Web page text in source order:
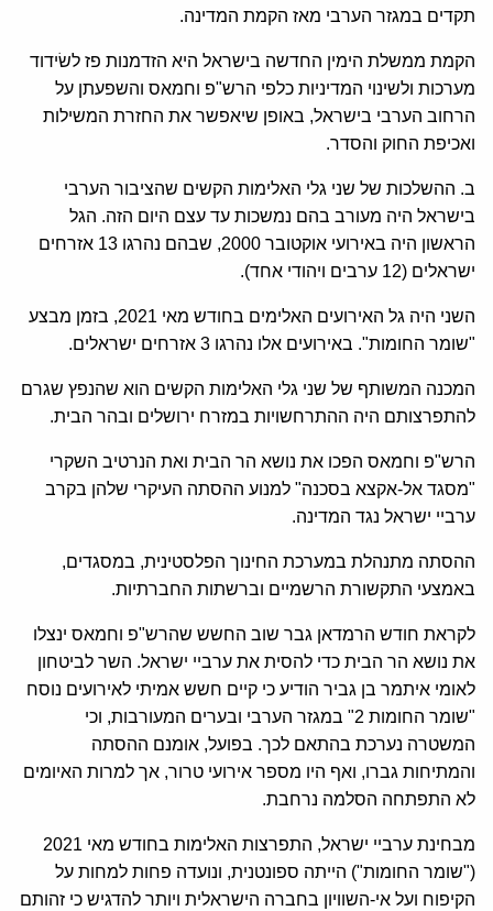
תקדים במגזר הערבי מאז הקמת המדינה.
הקמת ממשלת הימין החדשה בישראל היא הזדמנות פז לשׂידוד
מערכות ולשינוי המדיניות כלפי הרש"פ וחמאס והשפעתן על
הרחוב הערבי בישראל, באופן שיאפשר את החזרת המשילות
ואכיפת החוק והסדר.
ב. ההשלכות של שני גלי האלימות הקשים שהציבור הערבי
בישראל היה מעורב בהם נמשכות עד עצם היום הזה. הגל
הראשון היה באירועי אוקטובר 2000, שבהם נהרגו 13 אזרחים
ישראלים (12 ערבים ויהודי אחד).
השני היה גל האירועים האלימים בחודש מאי 2021, בזמן מבצע
"שומר החומות". באירועים אלו נהרגו 3 אזרחים ישראלים.
המכנה המשותף של שני גלי האלימות הקשים הוא שהנפץ שגרם
להתפרצותם היה ההתרחשויות במזרח ירושלים ובהר הבית.
הרש"פ וחמאס הפכו את נושא הר הבית ואת הנרטיב השקרי
"מסגד אל-אקצא בסכנה" למנוע ההסתה העיקרי שלהן בקרב
ערביי ישראל נגד המדינה.
ההסתה מתנהלת במערכת החינוך הפלסטינית, במסגדים,
באמצעי התקשורת הרשמיים וברשתות החברתיות.
לקראת חודש הרמדאן גבר שוב החשש שהרש"פ וחמאס ינצלו
את נושא הר הבית כדי להסית את ערביי ישראל. השר לביטחון
לאומי איתמר בן גביר הודיע כי קיים חשש אמיתי לאירועים נוסח
"שומר החומות 2" במגזר הערבי ובערים המעורבות, וכי
המשטרה נערכת בהתאם לכך. בפועל, אומנם ההסתה
והמתיחות גברו, ואף היו מספר אירועי טרור, אך למרות האיומים
לא התפתחה הסלמה נרחבת.
מבחינת ערביי ישראל, התפרצות האלימות בחודש מאי 2021
("שומר החומות") הייתה ספונטנית, ונועדה פחות למחות על
הקיפוח ועל אי-השוויון בחברה הישראלית ויותר להדגיש כי זהותם